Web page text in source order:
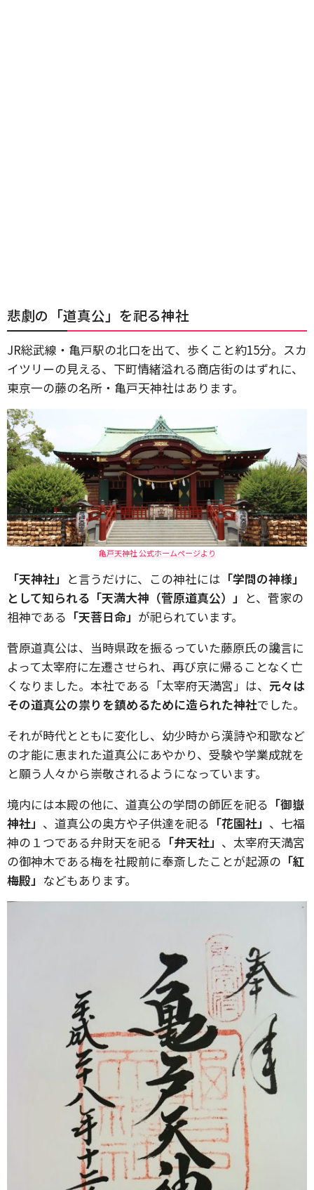
悲劇の「道真公」を祀る神社
JR総武線・亀戸駅の北口を出て、歩くこと約15分。スカ
イツリーの見える、下町情緒溢れる商店街のはずれに、
東京一の藤の名所・亀戸天神社はあります。
亀戸天神社 公式ホームページより
「天神社」 と言うだけに、この神社には 「学問の神様」
として知られる「天満大神（菅原道真公）」 と、菅家の
祖神である 「天菩日命」 が祀られています。
菅原道真公は、当時県政を振るっていた藤原氏の讒言に
よって太宰府に左遷させられ、再び京に帰ることなく亡
くなりました。本社である「太宰府天満宮」は、 元々は
その道真公の祟りを鎮めるために造られた神社でした。
それが時代とともに変化し、幼少時から漢詩や和歌など
の才能に恵まれた道真公にあやかり、受験や学業成就を
と願う人々から崇敬されるようになっています。
境内には本殿の他に、道真公の学問の師匠を祀る 「御嶽
神社」 、道真公の奥方や子供達を祀る 「花園社」 、七福
神の１つである弁財天を祀る 「弁天社」 、太宰府天満宮
の御神木である梅を社殿前に奉斎したことが起源の 「紅
梅殿」 などもあります。